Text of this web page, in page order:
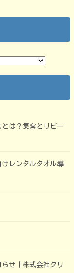
は？集客とリピー
けレンタルタオル導
せ｜株式会社クリ